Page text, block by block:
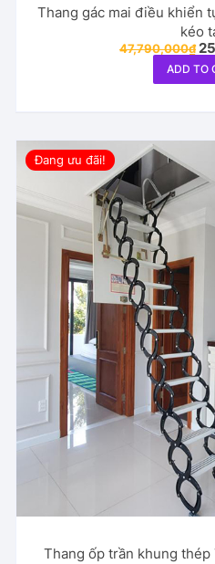
Thang gác mai điều khiển
kéo
47,790,000₫
ADD TO
Đang ưu đãi!
Thang ốp trần khung